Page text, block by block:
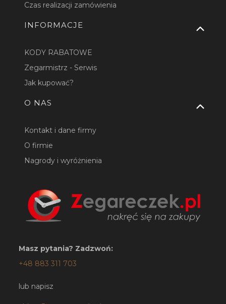
Czas realizacji zamówienia
INFORMACJE
KODY RABATOWE
Zegarmistrz - Serwis
Jak kupować?
O NAS
Kontakt i dane firmy
O firmie
Nagrody i wyróżnienia
Masz pytania? Zadzwoń:
+48 883 311 703
lub napisz